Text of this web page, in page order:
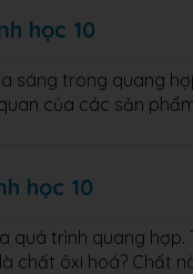
học 10
sáng trong quang
của các sản
học 10
quá trình quang
chất ôxi hoá? Chất